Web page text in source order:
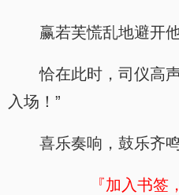
赢若芙慌乱地避开
恰在此时，司仪高
入场！”
喜乐奏响，鼓乐齐
『加入书签